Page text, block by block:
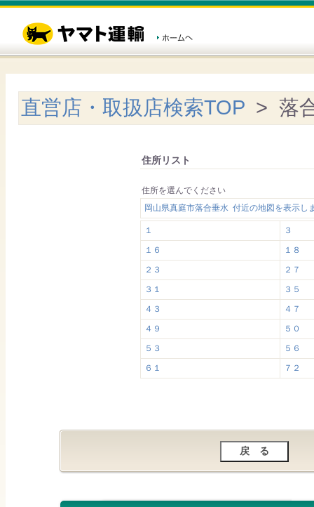
直営店・取扱店検索TOP > 落
住所リスト
住所を選んでください
岡山県真庭市落合垂水 付近の地図を表示し
１
３
１６
１８
２３
２７
３１
３５
４３
４７
４９
５０
５３
５６
６１
７２